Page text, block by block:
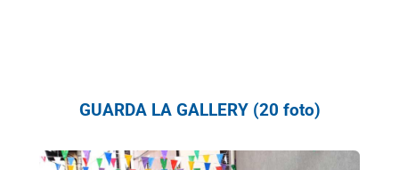
GUARDA LA GALLERY (20 foto)